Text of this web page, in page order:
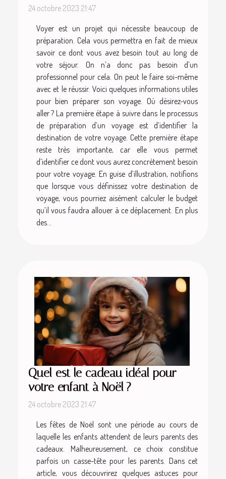
24 octobre 2023 21:47
Voyer est un projet qui nécessite beaucoup de
préparation. Cela vous permettra en fait de mieux
savoir ce dont vous avez besoin tout au long de
votre séjour. On n’a donc pas besoin d’un
professionnel pour cela. On peut le faire soi-même
avec et le réussir. Voici quelques informations utiles
pour bien préparer son voyage. Où désirez-vous
aller ? La première étape à suivre dans le processus
de préparation d’un voyage est d’identifier la
destination de votre voyage. Cette première étape
reste très importante, car elle vous permet
d’identifier ce dont vous aurez concrètement besoin
pour votre voyage. En guise d’illustration, notifions
que lorsque vous définissez votre destination de
voyage, vous pourriez aisément calculer le budget
qu’il vous faudra allouer à ce déplacement. En plus
des...
Quel est le cadeau idéal pour
votre enfant à Noël ?
24 octobre 2023 21:47
Les fêtes de Noël sont une période au cours de
laquelle les enfants attendent de leurs parents des
cadeaux. Malheureusement, ce choix constitue
parfois un casse-tête pour les parents. Dans cet
article, vous découvrirez quelques astuces pour